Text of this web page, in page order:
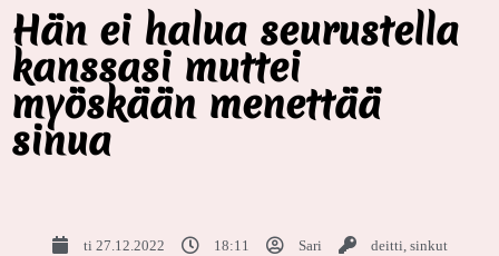
Hän ei halua seurustella
kanssasi muttei
myöskään menettää
sinua
ti 27.12.2022 18:11 Sari deitti sinkut